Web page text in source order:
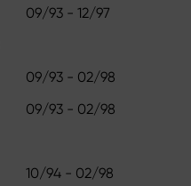
09/93 - 12/97
09/93 - 02/98
09/93 - 02/98
10/94 - 02/98